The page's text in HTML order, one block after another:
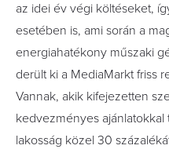
az idei év végi költéseket,
esetében is, ami során a
energiahatékony műszaki
derült ki a MediaMarkt friss
Vannak, akik kifejezetten
kedvezményes ajánlatokkal
lakosság közel 30